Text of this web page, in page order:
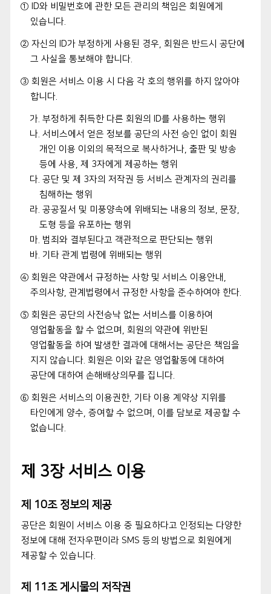
① ID와 비밀번호에 관한 모든 관리의 책임은 회원에게
있습니다.
② 자신의 ID가 부정하게 사용된 경우, 회원은 반드시 공단에
그 사실을 통보해야 합니다.
③ 회원은 서비스 이용 시 다음 각 호의 행위를 하지 않아야
합니다.
가. 부정하게 취득한 다른 회원의 ID를 사용하는 행위
나. 서비스에서 얻은 정보를 공단의 사전 승인 없이 회원
개인 이용 이외의 목적으로 복사하거나, 출판 및 방송
등에 사용, 제 3자에게 제공하는 행위
다. 공단 및 제 3자의 저작권 등 서비스 관계자의 권리를
침해하는 행위
라. 공공질서 및 미풍양속에 위배되는 내용의 정보, 문장,
도형 등을 유포하는 행위
마. 범죄와 결부된다고 객관적으로 판단되는 행위
바. 기타 관계 법령에 위배되는 행위
④ 회원은 약관에서 규정하는 사항 및 서비스 이용안내,
주의사항, 관계법령에서 규정한 사항을 준수하여야 한다.
⑤ 회원은 공단의 사전승낙 없는 서비스를 이용하여
영업활동을 할 수 없으며, 회원의 약관에 위반된
영업활동을 하여 발생한 결과에 대해서는 공단은 책임을
지지 않습니다. 회원은 이와 같은 영업활동에 대하여
공단에 대하여 손해배상의무를 집니다.
⑥ 회원은 서비스의 이용권한, 기타 이용 계약상 지위를
타인에게 양수, 증여할 수 없으며, 이를 담보로 제공할 수
없습니다.
제 3장 서비스 이용
제 10조 정보의 제공
공단은 회원이 서비스 이용 중 필요하다고 인정되는 다양한
정보에 대해 전자우편이라 SMS 등의 방법으로 회원에게
제공할 수 있습니다.
제 11조 게시물의 저작권